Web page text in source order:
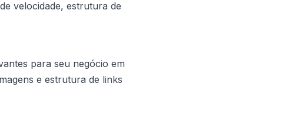
velocidade, estrutura de
para seu negócio em
e estrutura de links